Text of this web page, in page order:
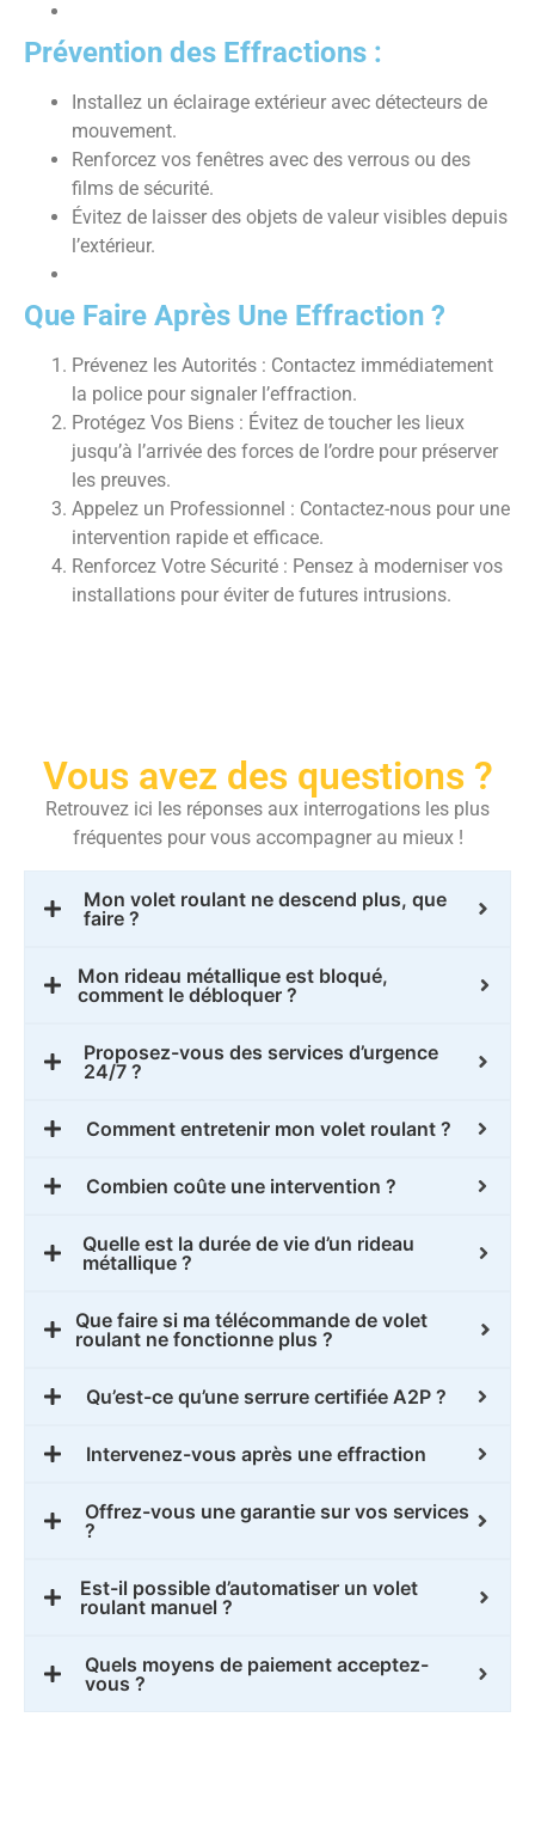
Prévention des Effractions :
Installez un éclairage extérieur avec détecteurs de
mouvement.
Renforcez vos fenêtres avec des verrous ou des
films de sécurité.
Évitez de laisser des objets de valeur visibles depuis
l’extérieur.
Que Faire Après Une Effraction ?
Prévenez les Autorités : Contactez immédiatement
la police pour signaler l’effraction.
Protégez Vos Biens : Évitez de toucher les lieux
jusqu’à l’arrivée des forces de l’ordre pour préserver
les preuves.
Appelez un Professionnel : Contactez-nous pour une
intervention rapide et efficace.
Renforcez Votre Sécurité : Pensez à moderniser vos
installations pour éviter de futures intrusions.
Vous avez des questions ?
Retrouvez ici les réponses aux interrogations les plus
fréquentes pour vous accompagner au mieux !
Mon volet roulant ne descend plus, que
faire ?
Mon rideau métallique est bloqué,
comment le débloquer ?
Proposez-vous des services d’urgence
24/7 ?
Comment entretenir mon volet roulant ?
Combien coûte une intervention ?
Quelle est la durée de vie d’un rideau
métallique ?
Que faire si ma télécommande de volet
roulant ne fonctionne plus ?
Qu’est-ce qu’une serrure certifiée A2P ?
Intervenez-vous après une effraction
Offrez-vous une garantie sur vos services
?
Est-il possible d’automatiser un volet
roulant manuel ?
Quels moyens de paiement acceptez-
vous ?